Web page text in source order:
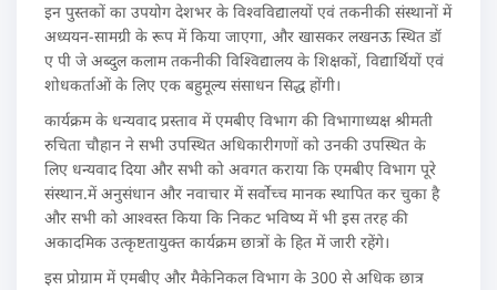
इन पुस्तकों का उपयोग देशभर के विश्वविद्यालयों एवं तकनीकी संस्थानों में
अध्ययन-सामग्री के रूप में किया जाएगा, और खासकर लखनऊ स्थित डॉ
ए पी जे अब्दुल कलाम तकनीकी विश्विद्यालय के शिक्षकों, विद्यार्थियों एवं
शोधकर्ताओं के लिए एक बहुमूल्य संसाधन सिद्ध होंगी।
कार्यक्रम के धन्यवाद प्रस्ताव में एमबीए विभाग की विभागाध्यक्ष श्रीमती
रुचिता चौहान ने सभी उपस्थित अधिकारीगणों को उनकी उपस्थित के
लिए धन्यवाद दिया और सभी को अवगत कराया कि एमबीए विभाग पूरे
संस्थान.में अनुसंधान और नवाचार में सर्वोच्च मानक स्थापित कर चुका है
और सभी को आश्वस्त किया कि निकट भविष्य में भी इस तरह की
अकादमिक उत्कृष्टतायुक्त कार्यक्रम छात्रों के हित में जारी रहेंगे।
इस प्रोग्राम में एमबीए और मैकेनिकल विभाग के 300 से अधिक छात्र